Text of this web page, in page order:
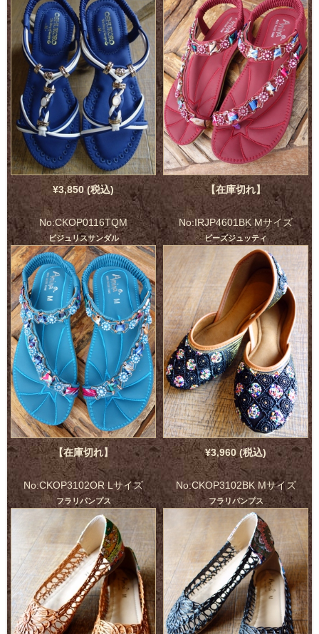
¥3,850 (税込) 【在庫切れ】
No:CKOP0116TQM
ビジュリスサンダル
【在庫切れ】
No:IRJP4601BK Mサイズ
ビーズジュッティ
¥3,960 (税込)
No:CKOP3102OR Lサイズ
フラリパンプス
No:CKOP3102BK Mサイズ
フラリパンプス